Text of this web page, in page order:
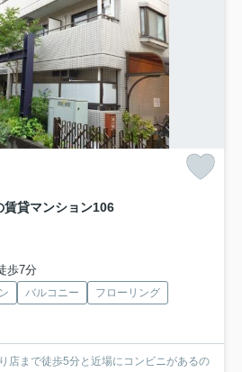
賃貸マンション106
歩7分
バルコニー
フローリング
店まで徒歩5分と近場にコンビニがあるの